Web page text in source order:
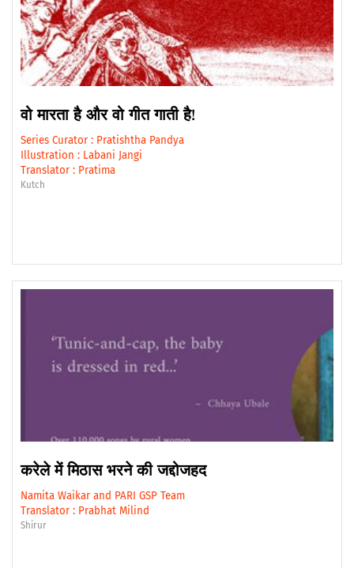
वो मारता है और वो गीत गाती है!
Series Curator : Pratishtha Pandya
Illustration : Labani Jangi
Translator : Pratima
Kutch
करेले में मिठास भरने की जद्दोजहद
Namita Waikar and PARI GSP Team
Translator : Prabhat Milind
Shirur